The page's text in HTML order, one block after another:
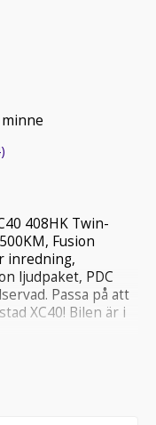
408HK Twin-
Fusion
inredning,
ljudpaket, PDC
Passa på att
XC40! Bilen är i
MIL /
KAN FÅS MED